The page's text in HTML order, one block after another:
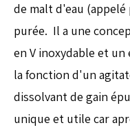
de malt d'eau
purée. Il a une
en V inoxydable et
la fonction d'un
dissolvant de gain
unique et utile car